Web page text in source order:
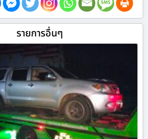
รายการอื่นๆ